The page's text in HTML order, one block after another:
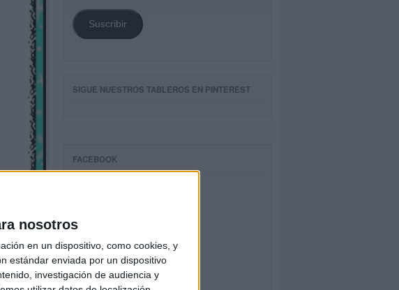
nosotros
en un dispositivo, como cookies, y
estándar enviada por un dispositivo
investigación de audiencia y
Suscribir
SIGUE NUESTROS TABLEROS EN PINTEREST
FACEBOOK